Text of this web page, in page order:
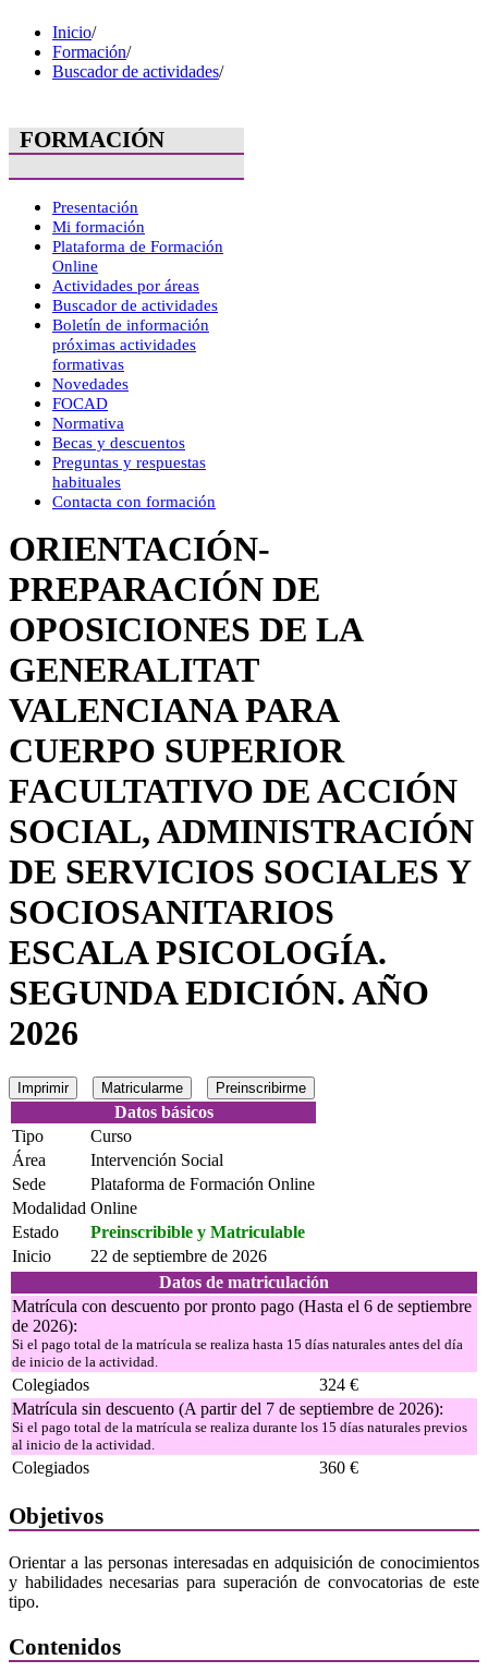
Inicio/
Formación/
Buscador de actividades/
FORMACIÓN
Presentación
Mi formación
Plataforma de Formación
Online
Actividades por áreas
Buscador de actividades
Boletín de información
próximas actividades
formativas
Novedades
FOCAD
Normativa
Becas y descuentos
Preguntas y respuestas
habituales
Contacta con formación
ORIENTACIÓN-
PREPARACIÓN DE
OPOSICIONES DE LA
GENERALITAT
VALENCIANA PARA
CUERPO SUPERIOR
FACULTATIVO DE ACCIÓN
SOCIAL, ADMINISTRACIÓN
DE SERVICIOS SOCIALES Y
SOCIOSANITARIOS
ESCALA PSICOLOGÍA.
SEGUNDA EDICIÓN. AÑO
2026
Imprimir Matricularme Preinscribirme
Datos básicos
Tipo
Curso
Área
Intervención Social
Sede
Plataforma de Formación Online
Modalidad Online
Estado
Preinscribible y Matriculable
Inicio
22 de septiembre de 2026
Datos de matriculación
Matrícula con descuento por pronto pago (Hasta el 6 de septiembre
de 2026):
Si el pago total de la matrícula se realiza hasta 15 días naturales antes del día
de inicio de la actividad.
Colegiados
324 €
Matrícula sin descuento (A partir del 7 de septiembre de 2026):
Si el pago total de la matrícula se realiza durante los 15 días naturales previos
al inicio de la actividad.
Colegiados 360 €
Objetivos
Orientar a las personas interesadas en adquisición de conocimientos
y habilidades necesarias para superación de convocatorias de este
tipo.
Contenidos